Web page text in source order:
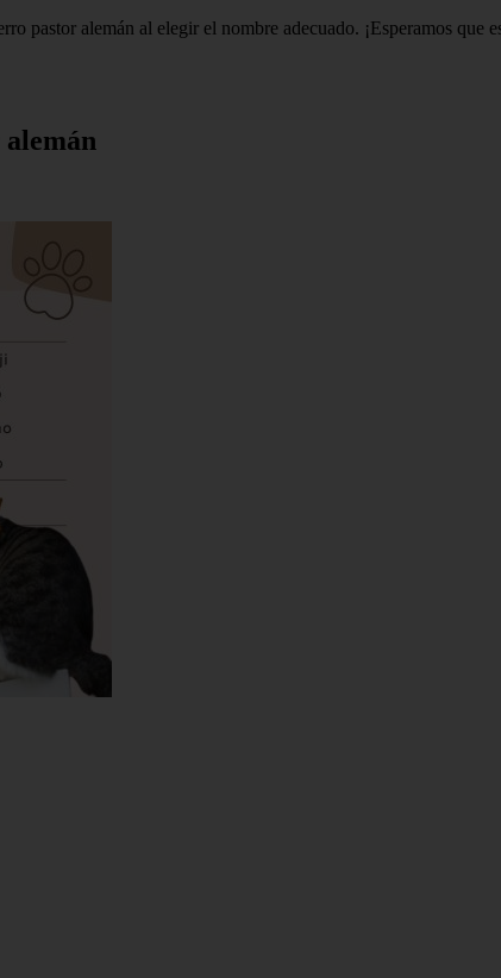
pastor alemán al elegir el nombre adecuado. ¡Esperamos que